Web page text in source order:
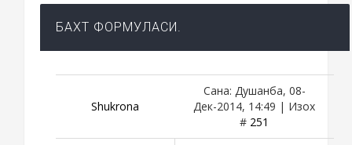
БАХТ ФОРМУЛАСИ.
Shukronа
Сана: Душанба, 08-
Дек-2014, 14:49 | Изох
# 251